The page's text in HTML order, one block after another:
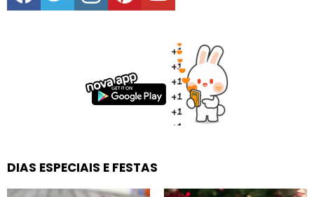
DIAS ESPECIAIS E FESTAS